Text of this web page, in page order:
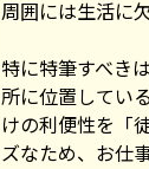
周囲には生活に
特に特筆すべき
所に位置してい
けの利便性を「
ズなため、お仕